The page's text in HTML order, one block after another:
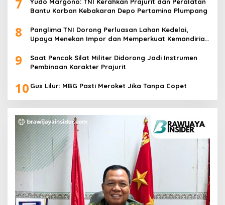
7
Bantu Korban Kebakaran Depo Pertamina Plumpang
8
Panglima TNI Dorong Perluasan Lahan Kedelai,
Upaya Menekan Impor dan Memperkuat Kemandirian
9
Saat Pencak Silat Militer Didorong Jadi Instrumen
Pembinaan Karakter Prajurit
10 Gus Lilur: MBG Pasti Meroket Jika Tanpa Copet